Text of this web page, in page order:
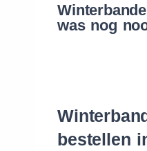
was nog
bestellen